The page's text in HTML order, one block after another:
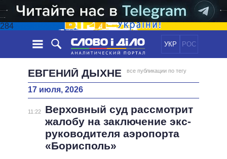
284
УКР РОС
НОВОСТИ
ЛЕНТА
СОБЫТИЯ
СТАТЬИ
МНЕНИЯ
ОБЗОРЫ
ЭКОНОМИКА
ОБЩЕСТВО
МИР
ПОЛИТИКИ
ВСЕ ПОЛИТИКИ
ПРЕЗИДЕНТ И ОФИС
ИНФОГРАФИКА
ЕВГЕНИЙ ДЫХНЕ все публикации по тегу
17 июля, 2026
11:22
Верховный суд рассмотрит
жалобу на заключение экс-
руководителя аэропорта
«Борисполь»